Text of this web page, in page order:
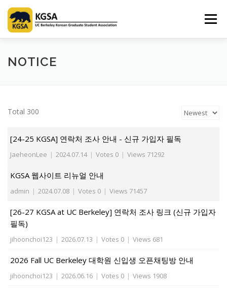
content
Menu
HOME ABOUT US
NOTICE
Total 300
[24-25 KGSA] 연락처 조사 안내 - 신규 가입자 필독
JaeheonLee | 2024.07.14 | Votes 0 | Views 71292
KGSA 웹사이트 리뉴얼 안내
admin | 2024.07.08 | Votes 0 | Views 71457
[26-27 KGSA at UC Berkeley] 연락처 조사 링크 (신규 가입자
필독)
jihoonchoi123 | 2026.07.13 | Votes 0 | Views 681
2026 Fall UC Berkeley 대학원 신입생 오픈채팅방 안내
jihoonchoi123 | 2026.06.16 | Votes 0 | Views 1908